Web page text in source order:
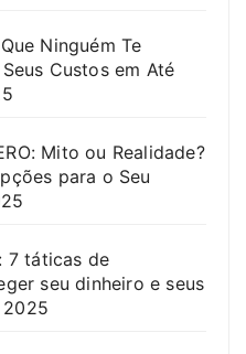
Ninguém Te
Custos em Até
Mito ou Realidade?
para o Seu
7 táticas de
seu dinheiro e seus